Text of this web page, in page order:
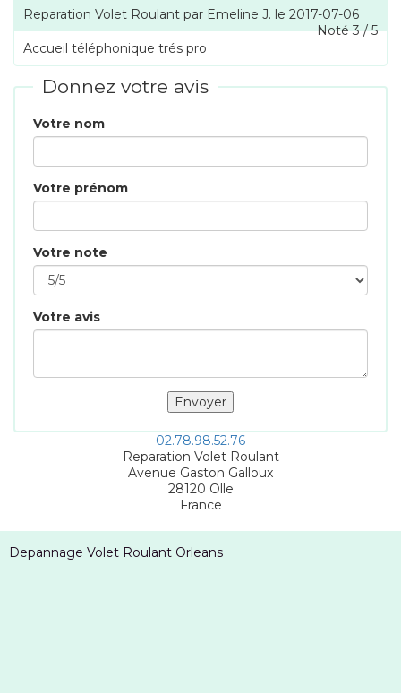
Reparation Volet Roulant par Emeline J. le 2017-07-06
Noté3/5
Accueil téléphonique trés pro
Donnez votre avis
Votre nom
Votre prénom
Votre note
Votre avis
02.78.98.52.76
Reparation Volet Roulant
Avenue Gaston Galloux
28120 Olle
France
Depannage Volet Roulant Orleans